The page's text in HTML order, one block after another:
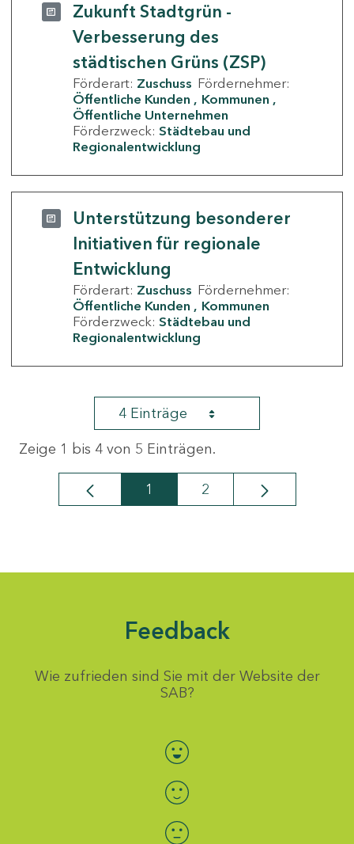
Zukunft Stadtgrün -
Verbesserung des
städtischen Grüns (ZSP)
Förderart: Zuschuss Fördernehmer:
Öffentliche Kunden
Kommunen
Öffentliche Unternehmen
Förderzweck: Städtebau und
Regionalentwicklung
Unterstützung besonderer
Initiativen für regionale
Entwicklung
Förderart: Zuschuss Fördernehmer:
Öffentliche Kunden
Kommunen
Förderzweck: Städtebau und
Regionalentwicklung
4 Einträge
Zeige 1 bis 4 von 5 Einträgen.
Seite
1 Seite
2
Feedback
Wie zufrieden sind Sie mit der Website der
SAB?
Bewertung auswählen